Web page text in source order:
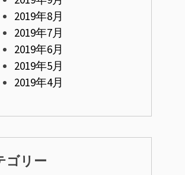
2019年8月
2019年7月
2019年6月
2019年5月
2019年4月
ゴリー